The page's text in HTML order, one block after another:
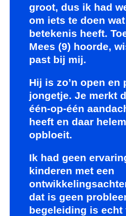
groot, dus ik had
om iets te doen
betekenis heeft.
Mees (9) hoorde,
past bij mij.
Hij is zo’n open en
jongetje. Je merkt
één-op-één
heeft en daar
opbloeit.
Ik had geen
kinderen met een
dat is geen
begeleiding is echt